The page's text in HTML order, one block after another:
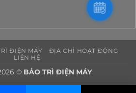
ĐIỆN MÁY
ĐỊA CHỈ HOẠT ĐỘNG
LIÊN HỆ
© BẢO TRÌ ĐIỆN MÁY